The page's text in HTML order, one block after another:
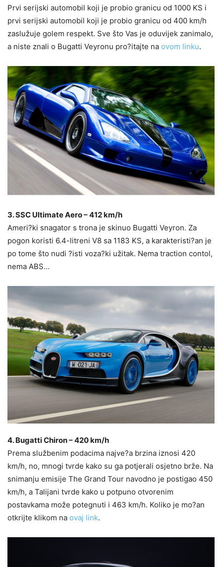
Prvi serijski automobil koji je probio granicu od 1000 KS i
prvi serijski automobil koji je probio granicu od 400 km/h
zaslužuje golem respekt. Sve što Vas je oduvijek zanimalo,
a niste znali o Bugatti Veyronu pro?itajte na ovom linku.
3. SSC Ultimate Aero – 412 km/h
Ameri?ki snagator s trona je skinuo Bugatti Veyron. Za
pogon koristi 6.4-litreni V8 sa 1183 KS, a karakteristi?an je
po tome što nudi ?isti voza?ki užitak. Nema traction contol,
nema ABS…
4. Bugatti Chiron – 420 km/h
Prema službenim podacima najve?a brzina iznosi 420
km/h, no, mnogi tvrde kako su ga potjerali osjetno brže. Na
snimanju emisije The Grand Tour navodno je postigao 450
km/h, a Talijani tvrde kako u potpuno otvorenim
postavkama može potegnuti i 463 km/h. Koliko je mo?an
otkrijte klikom na ovaj link.